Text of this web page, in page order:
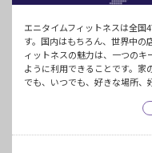
エニタイムフィットネスは全国
す。国内はもちろん、世界中の
ィットネスの魅力は、一つのキ
ように利用できることです。
でも、いつでも、好きな場所、